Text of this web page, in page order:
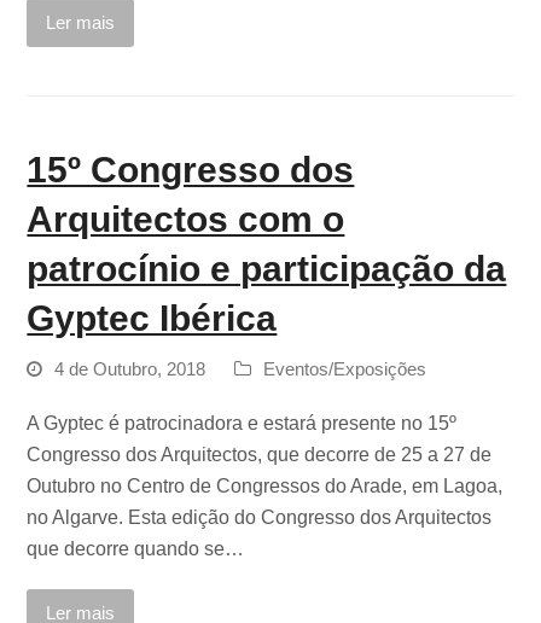
Ler mais
15º Congresso dos
Arquitectos com o
patrocínio e participação da
Gyptec Ibérica
4 de Outubro, 2018 Eventos/Exposições
A Gyptec é patrocinadora e estará presente no 15º
Congresso dos Arquitectos, que decorre de 25 a 27 de
Outubro no Centro de Congressos do Arade, em Lagoa,
no Algarve. Esta edição do Congresso dos Arquitectos
que decorre quando se…
Ler mais